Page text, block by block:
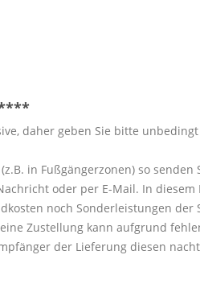
daher geben Sie bitte
in Fußgängerzonen) so
oder per E-Mail. In
noch Sonderleistungen
Zustellung kann aufgrund
der Lieferung diesen